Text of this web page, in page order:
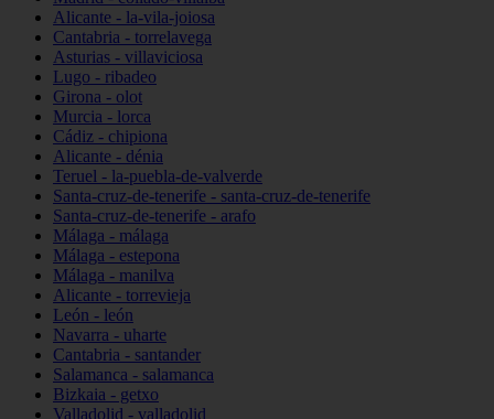
Alicante - la-vila-joiosa
Cantabria - torrelavega
Asturias - villaviciosa
Lugo - ribadeo
Girona - olot
Murcia - lorca
Cádiz - chipiona
Alicante - dénia
Teruel - la-puebla-de-valverde
Santa-cruz-de-tenerife - santa-cruz-de-tenerife
Santa-cruz-de-tenerife - arafo
Málaga - málaga
Málaga - estepona
Málaga - manilva
Alicante - torrevieja
León - león
Navarra - uharte
Cantabria - santander
Salamanca - salamanca
Bizkaia - getxo
Valladolid - valladolid